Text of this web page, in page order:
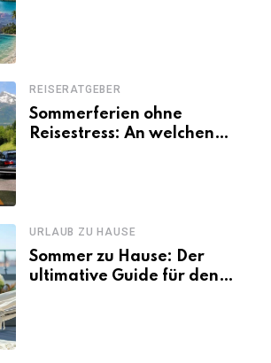
REISERATGEBER
Sommerferien ohne
Reisestress: An welchen
URLAUB ZU HAUSE
Sommer zu Hause: Der
ultimative Guide für den